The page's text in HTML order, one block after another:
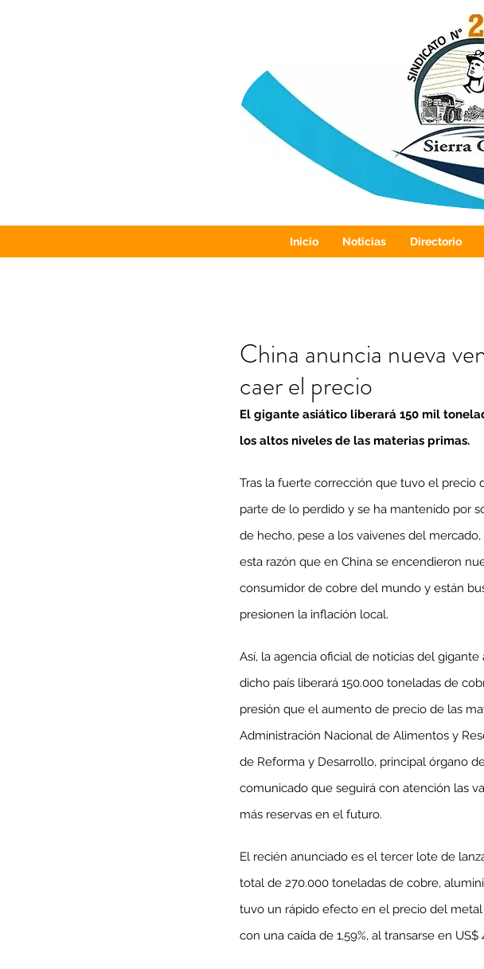
Inicio Noticias Directorio
China anuncia nueva
caer el precio
El gigante asiático liberará 150 mil
los altos niveles de las materias primas.
Tras la fuerte corrección que tuvo el precio
parte de lo perdido y se ha mantenido por
de hecho, pese a los vaivenes del
esta razón que en China se encendieron
consumidor de cobre del mundo y están
presionen la inflación local.
Así, la agencia oficial de noticias del
dicho país liberará 150.000 toneladas de
presión que el aumento de precio de las
Administración Nacional de Alimentos y
de Reforma y Desarrollo, principal órgano
comunicado que seguirá con atención las
más reservas en el futuro.
El recién anunciado es el tercer lote de
total de 270.000 toneladas de cobre,
tuvo un rápido efecto en el precio del
con una caída de 1,59%, al transarse en US$